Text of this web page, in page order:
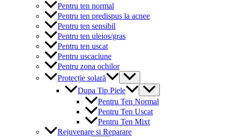
Pentru ten normal
Pentru ten predispus la acnee
Pentru ten sensibil
Pentru ten uleios/gras
Pentru ten uscat
Pentru uscaciune
Pentru zona ochilor
Protecție solară
Menu
Toggle
Dupa Tip Piele
Menu
Toggle
Pentru Ten Normal
Pentru Ten Uscat
Pentru Ten Mixt
Rejuvenare si Reparare